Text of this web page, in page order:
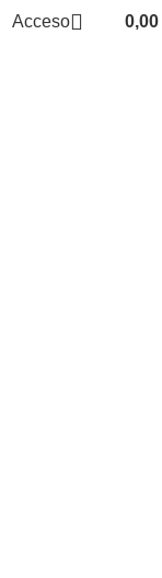
Acceso
0,00